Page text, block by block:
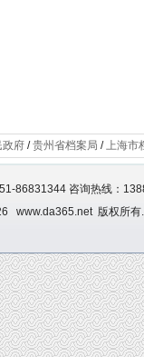
政府/贵州省档案局 /上海市
86831344 咨询热线：
www.da365.net 版权所